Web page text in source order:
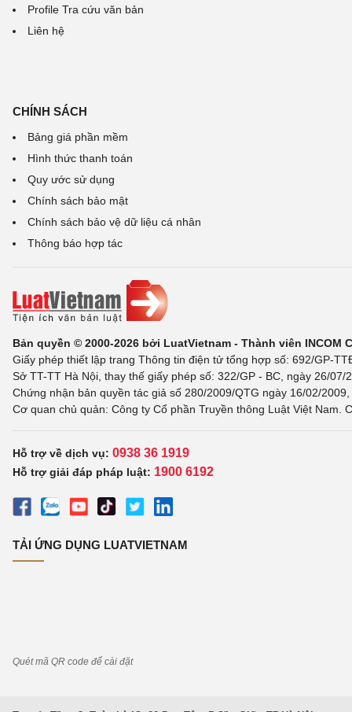
Profile Tra cứu văn bản
Liên hệ
CHÍNH SÁCH
Bảng giá phần mềm
Hình thức thanh toán
Quy ước sử dụng
Chính sách bảo mật
Chính sách bảo vệ dữ liệu cá nhân
Thông báo hợp tác
Bản quyền © 2000-2026 bởi LuatVietnam - Thành viên INCOM
Giấy phép thiết lập trang Thông tin điện tử tổng hợp số: 692/GP-
Sở TT-TT Hà Nội, thay thế giấy phép số: 322/GP - BC, ngày 26/
Chứng nhận bản quyền tác giả số 280/2009/QTG ngày 16/02/
Cơ quan chủ quản: Công ty Cổ phần Truyền thông Luật Việt Nam.
Hỗ trợ về dịch vụ: 0938 36 1919
Hỗ trợ giải đáp pháp luật: 1900 6192
TẢI ỨNG DỤNG LUATVIETNAM
Quét mã QR code để cài đặt